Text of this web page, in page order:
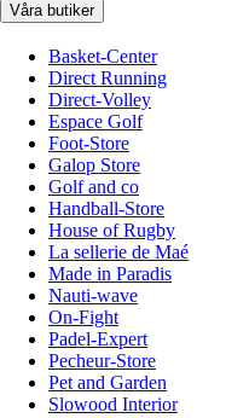
Våra butiker
Basket-Center
Direct Running
Direct-Volley
Espace Golf
Foot-Store
Galop Store
Golf and co
Handball-Store
House of Rugby
La sellerie de Maé
Made in Paradis
Nauti-wave
On-Fight
Padel-Expert
Pecheur-Store
Pet and Garden
Slowood Interior